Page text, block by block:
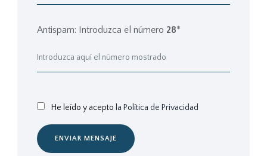
Antispam: Introduzca el número 28*
He leído y acepto la Política de Privacidad
ENVIAR MENSAJE